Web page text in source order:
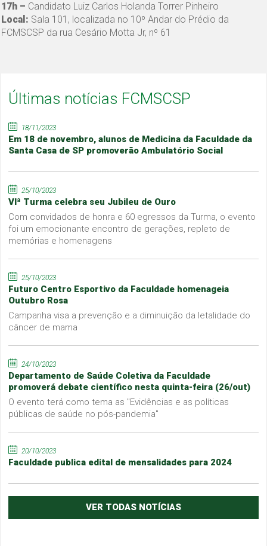
17h – Candidato Luiz Carlos Holanda Torrer Pinheiro
Local: Sala 101, localizada no 10º Andar do Prédio da
FCMSCSP da rua Cesário Motta Jr, nº 61
Últimas notícias FCMSCSP
18/11/2023
Em 18 de novembro, alunos de Medicina da Faculdade da
Santa Casa de SP promoverão Ambulatório Social
25/10/2023
VIª Turma celebra seu Jubileu de Ouro
Com convidados de honra e 60 egressos da Turma, o evento
foi um emocionante encontro de gerações, repleto de
memórias e homenagens
25/10/2023
Futuro Centro Esportivo da Faculdade homenageia
Outubro Rosa
Campanha visa a prevenção e a diminuição da letalidade do
câncer de mama
24/10/2023
Departamento de Saúde Coletiva da Faculdade
promoverá debate científico nesta quinta-feira (26/out)
O evento terá como tema as "Evidências e as políticas
públicas de saúde no pós-pandemia"
20/10/2023
Faculdade publica edital de mensalidades para 2024
VER TODAS NOTÍCIAS